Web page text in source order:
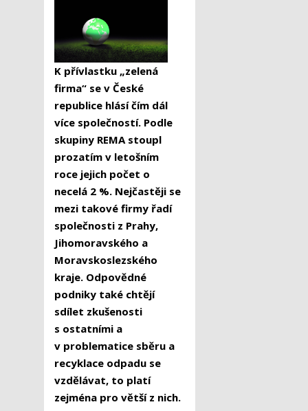
K přívlastku „zelená
firma“ se v České
republice hlásí čím dál
více společností. Podle
skupiny REMA stoupl
prozatím v letošním
roce jejich počet o
necelá 2 %. Nejčastěji se
mezi takové firmy řadí
společnosti z Prahy,
Jihomoravského a
Moravskoslezského
kraje. Odpovědné
podniky také chtějí
sdílet zkušenosti
s ostatními a
v problematice sběru a
recyklace odpadu se
vzdělávat, to platí
zejména pro větší z nich.